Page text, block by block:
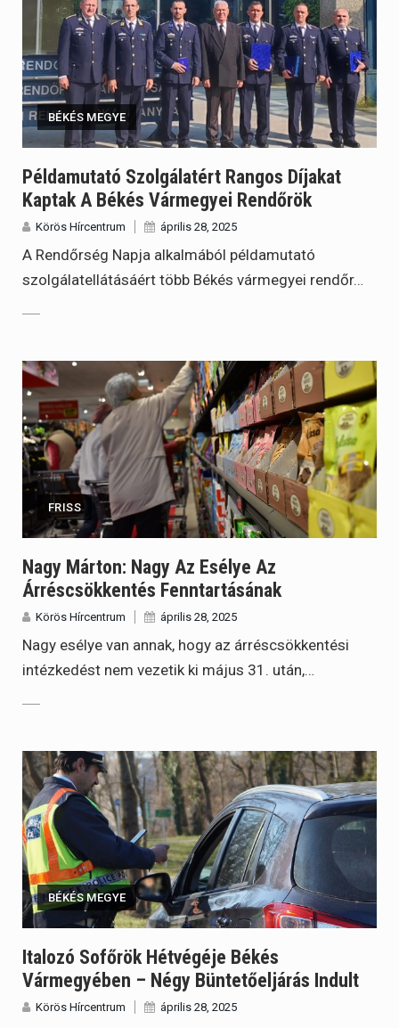
BÉKÉS MEGYE
Példamutató Szolgálatért Rangos Díjakat
Kaptak A Békés Vármegyei Rendőrök
Körös Hírcentrum április 28, 2025
A Rendőrség Napja alkalmából példamutató
szolgálatellátásáért több Békés vármegyei rendőr…
FRISS
Nagy Márton: Nagy Az Esélye Az
Árréscsökkentés Fenntartásának
Körös Hírcentrum április 28, 2025
Nagy esélye van annak, hogy az árréscsökkentési
intézkedést nem vezetik ki május 31. után,…
BÉKÉS MEGYE
Italozó Sofőrök Hétvégéje Békés
Vármegyében – Négy Büntetőeljárás Indult
Körös Hírcentrum április 28, 2025